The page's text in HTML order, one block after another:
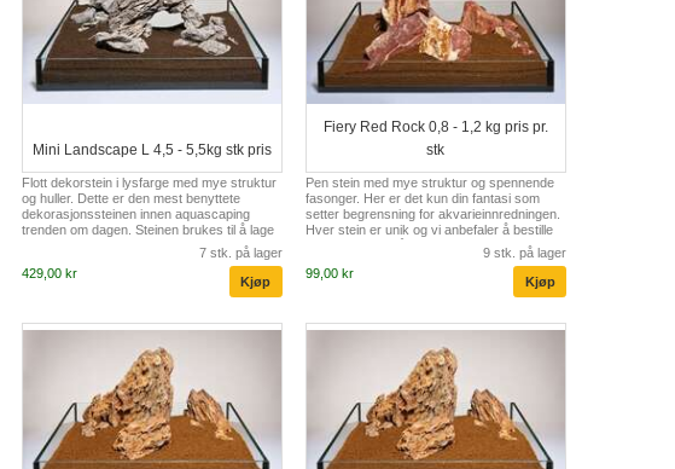
Mini Landscape L 4,5 - 5,5kg stk pris
Flott dekorstein i lysfarge med mye struktur
og huller. Dette er den mest benyttete
dekorasjonssteinen innen aquascaping
trenden om dagen. Steinen brukes til å lage
fjellformasjoner og spennende innredninger i
7 stk. på lager
429,00 kr
Fiery Red Rock 0,8 - 1,2 kg pris pr.
stk
Pen stein med mye struktur og spennende
fasonger. Her er det kun din fantasi som
setter begrensning for akvarieinnredningen.
Hver stein er unik og vi anbefaler å bestille
ett godt utvalg så du kan komponerer en
9 stk. på lager
99,00 kr